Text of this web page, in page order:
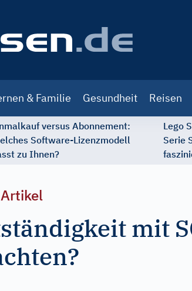
& Familie Gesundheit Reisen
versus Abonnement:
Software-Lizenzmodell
zu Ihnen?
Lego
Serie
mit